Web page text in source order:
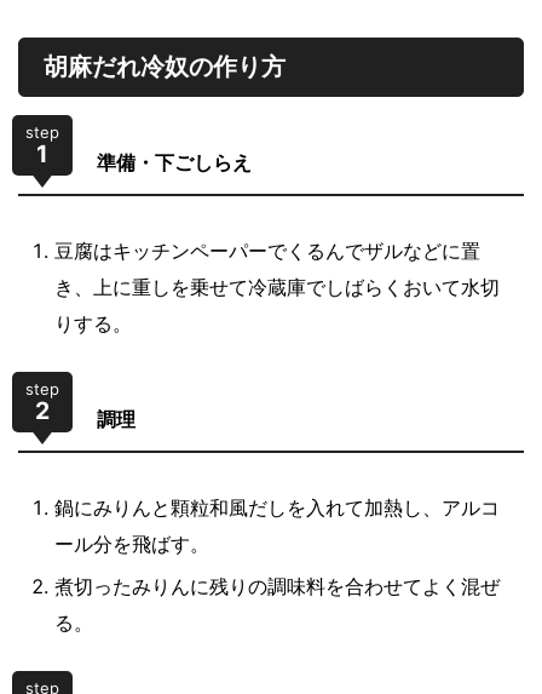
胡麻だれ冷奴の作り方
step
1 準備・下ごしらえ
豆腐はキッチンペーパーでくるんでザルなどに置
き、上に重しを乗せて冷蔵庫でしばらくおいて水切
りする。
step
2 調理
鍋にみりんと顆粒和風だしを入れて加熱し、アルコ
ール分を飛ばす。
煮切ったみりんに残りの調味料を合わせてよく混ぜ
る。
step